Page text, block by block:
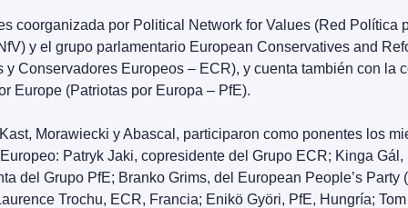
coorganizada por Political Network for Values (Red Política
y el grupo parlamentario European Conservatives and
y Conservadores Europeos – ECR), y cuenta también con la
Europe (Patriotas por Europa – PfE).
Morawiecki y Abascal, participaron como ponentes los
Patryk Jaki, copresidente del Grupo ECR; Kinga Gál,
del Grupo PfE; Branko Grims, del European People’s Party
Trochu, ECR, Francia; Enikö Györi, PfE, Hungría; Tom